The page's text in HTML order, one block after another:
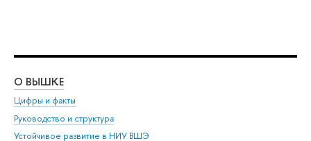
О ВЫШКЕ
Цифры и факты
Руководство и структура
Устойчивое развитие в НИУ ВШЭ